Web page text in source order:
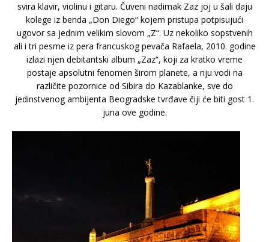
svira klavir, violinu i gitaru. Čuveni nadimak Zaz joj u šali daju
kolege iz benda „Don Diego“ kojem pristupa potpisujući
ugovor sa jednim velikim slovom „Z“. Uz nekoliko sopstvenih
ali i tri pesme iz pera francuskog pevača Rafaela, 2010. godine
izlazi njen debitantski album „Zaz“, koji za kratko vreme
postaje apsolutni fenomen širom planete, a nju vodi na
različite pozornice od Sibira do Kazablanke, sve do
jedinstvenog ambijenta Beogradske tvrđave čiji će biti gost 1.
juna ove godine.